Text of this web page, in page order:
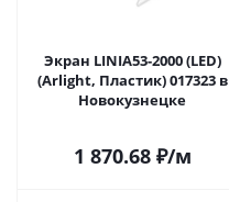
Экран LINIA53-2000 (LED)
(Arlight, Пластик) 017323 в
Новокузнецке
1 870.68₽/м